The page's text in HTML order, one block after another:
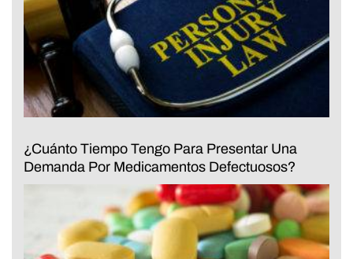
¿Cuánto Tiempo Tengo Para Presentar Una
Demanda Por Medicamentos Defectuosos?